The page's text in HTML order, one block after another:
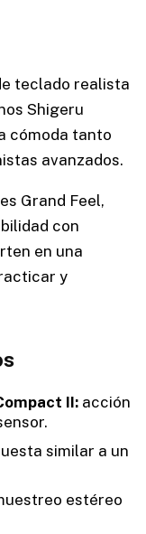
teclado realista
Shigeru
cómoda tanto
avanzados.
Grand Feel,
con
en una
y
II: acción
similar a un
estéreo